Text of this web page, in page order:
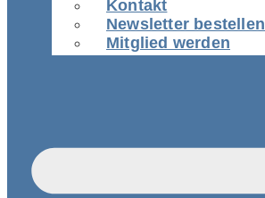
Kontakt
Newsletter bestellen
Mitglied werden